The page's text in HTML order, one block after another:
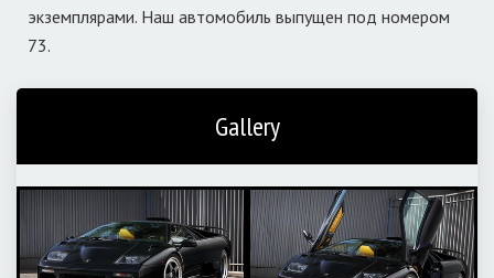
экземплярами. Наш автомобиль выпущен под номером
73.
Gallery